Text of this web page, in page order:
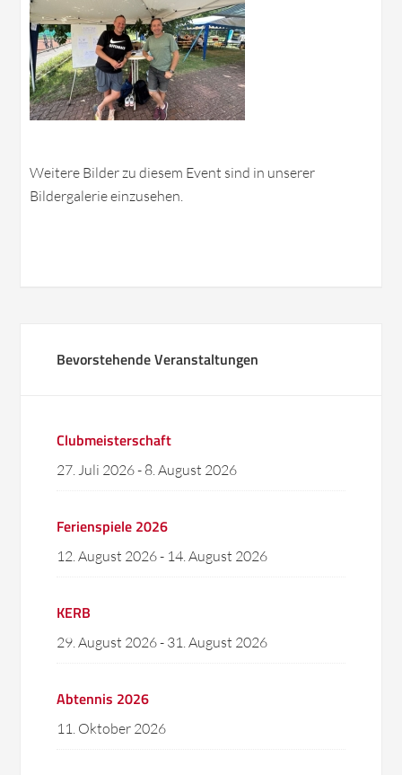
Weitere Bilder zu diesem Event sind in unserer
Bildergalerie einzusehen.
Bevorstehende Veranstaltungen
Clubmeisterschaft
27. Juli 2026- 8. August 2026
Ferienspiele 2026
12. August 2026- 14. August 2026
KERB
29. August 2026- 31. August 2026
Abtennis 2026
11. Oktober 2026